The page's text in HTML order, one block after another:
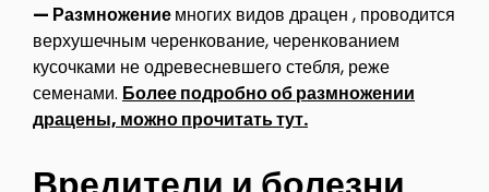
— Размножениемногих видов драцен , проводится
верхушечным черенкование, черенкованием
кусочками не одревесневшего стебля, реже
семенами. Более подробно об размножении
драцены, можно прочитать тут.